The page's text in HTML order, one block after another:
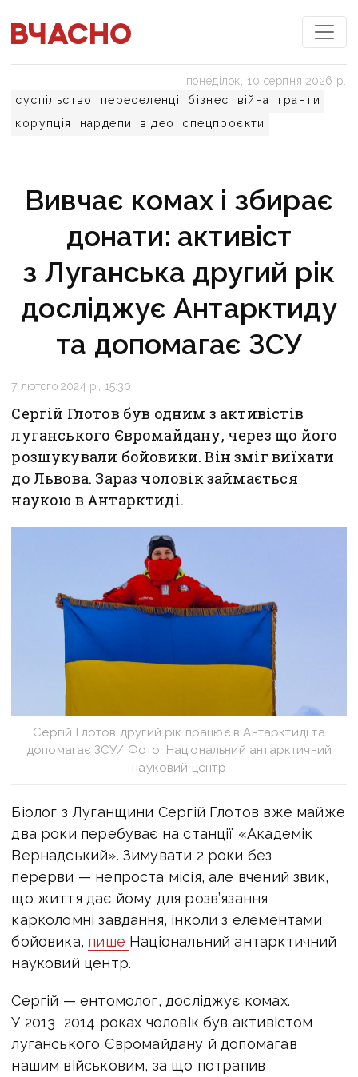
суспільство переселенці бізнес війна
гранти
корупція
нардепи відео спецпроєкти
понеділок, 10 серпня 2026 р.
Вивчає комах і збирає
донати: активіст
з Луганська другий рік
досліджує Антарктиду
та допомагає ЗСУ
7 лютого 2024 р., 15:30
Сергій Глотов був одним з активістів
луганського Євромайдану, через що його
розшукували бойовики. Він зміг виїхати
до Львова. Зараз чоловік займається
наукою в Антарктиді.
Сергій Глотов другий рік працює в Антарктиді та
допомагає ЗСУ/ Фото: Національний антарктичний
науковий центр
Біолог з Луганщини Сергій Глотов вже майже
два роки перебуває на станції «Академік
Вернадський». Зимувати 2 роки без
перерви — непроста місія, але вчений звик,
що життя дає йому для розв’язання
карколомні завдання, інколи з елементами
бойовика, пише Національний антарктичний
науковий центр.
Сергій — ентомолог, досліджує комах.
У 2013−2014 роках чоловік був активістом
луганського Євромайдану й допомагав
нашим військовим, за що потрапив